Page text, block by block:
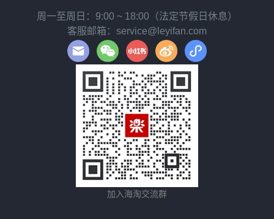
周一至周日：9:00 ~ 18:00（法定节假日休息）
客服邮箱：service@leyifan.com
加入海淘交流群